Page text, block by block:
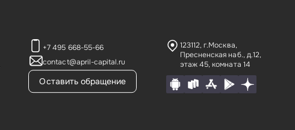
+7 495 668-55-66
contact@april-capital.ru
Оставить обращение
123112, г.Москва,
Пресненская наб., д.12,
этаж 45, комната 14